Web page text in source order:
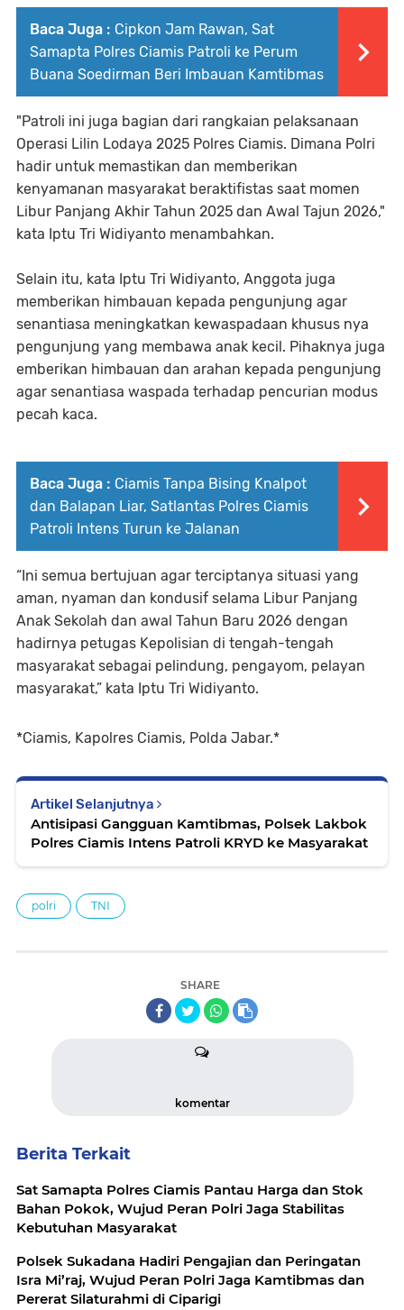
Baca Juga : Cipkon Jam Rawan, Sat
Samapta Polres Ciamis Patroli ke Perum
Buana Soedirman Beri Imbauan Kamtibmas
"Patroli ini juga bagian dari rangkaian pelaksanaan
Operasi Lilin Lodaya 2025 Polres Ciamis. Dimana Polri
hadir untuk memastikan dan memberikan
kenyamanan masyarakat beraktifistas saat momen
Libur Panjang Akhir Tahun 2025 dan Awal Tajun 2026,"
kata Iptu Tri Widiyanto menambahkan.
Selain itu, kata Iptu Tri Widiyanto, Anggota juga
memberikan himbauan kepada pengunjung agar
senantiasa meningkatkan kewaspadaan khusus nya
pengunjung yang membawa anak kecil. Pihaknya juga
emberikan himbauan dan arahan kepada pengunjung
agar senantiasa waspada terhadap pencurian modus
pecah kaca.
Baca Juga : Ciamis Tanpa Bising Knalpot
dan Balapan Liar, Satlantas Polres Ciamis
Patroli Intens Turun ke Jalanan
“Ini semua bertujuan agar terciptanya situasi yang
aman, nyaman dan kondusif selama Libur Panjang
Anak Sekolah dan awal Tahun Baru 2026 dengan
hadirnya petugas Kepolisian di tengah-tengah
masyarakat sebagai pelindung, pengayom, pelayan
masyarakat,” kata Iptu Tri Widiyanto.
*Ciamis, Kapolres Ciamis, Polda Jabar.*
Artikel Selanjutnya
Antisipasi Gangguan Kamtibmas, Polsek Lakbok
Polres Ciamis Intens Patroli KRYD ke Masyarakat
polri TNI
SHARE
komentar
Berita Terkait
Sat Samapta Polres Ciamis Pantau Harga dan Stok
Bahan Pokok, Wujud Peran Polri Jaga Stabilitas
Kebutuhan Masyarakat
Polsek Sukadana Hadiri Pengajian dan Peringatan
Isra Mi’raj, Wujud Peran Polri Jaga Kamtibmas dan
Pererat Silaturahmi di Ciparigi